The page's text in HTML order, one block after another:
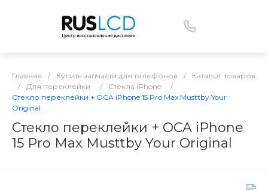
Главная / Купить запчасти для телефонов /
Каталог товаров
/
Для переклейки / Стекла iPhone
/
Стекло переклейки + OCA iPhone 15 Pro Max Musttby Your
Original
Стекло переклейки + OCA iPhone
15 Pro Max Musttby Your Original